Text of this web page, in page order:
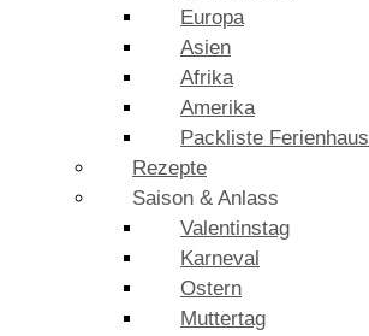
Europa
Asien
Afrika
Amerika
Packliste Ferienhaus
Rezepte
Saison & Anlass
Valentinstag
Karneval
Ostern
Muttertag